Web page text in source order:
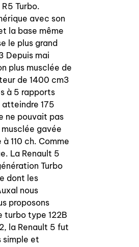
5 Alpine
than can be also
Renault 4.
/ 5,5J13
we take the
weels, in
wheels than
expansive.
OEM style exlude
than is not 614
darker grey
Worldwide
Turbo.
avec son
la base même
le plus grand
Depuis mai
plus musclée de
de 1400 cm3
à 5 rapports
175
ne pouvait pas
musclée gavée
110 ch. Comme
La Renault 5
Turbo
dont les
nous
proposons
turbo type 122B
la Renault 5 fut
simple et